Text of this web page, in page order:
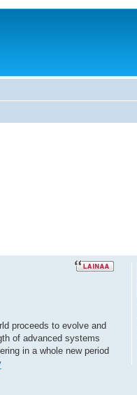
proceeds to evolve and
of advanced systems
in a whole new period